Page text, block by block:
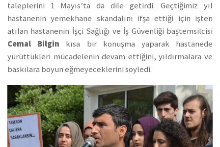
taleplerini 1 Mayıs’ta da dile getirdi. Geçtiğimiz yıl
hastanenin yemekhane skandalını ifşa ettiği için işten
atılan hastanenin İşçi Sağlığı ve İş Güvenliği baştemsilcisi
Cemal Bilgin kısa bir konuşma yaparak hastanede
yürüttükleri mücadelenin devam ettiğini, yıldırmalara ve
baskılara boyun eğmeyeceklerini söyledi.